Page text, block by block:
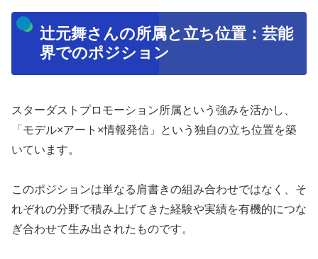
辻元舞さんの所属と立ち位置：芸能
界でのポジション
スターダストプロモーション所属という強みを活かし、
「モデル×アート×情報発信」という独自の立ち位置を築
いています。
このポジションは単なる肩書きの組み合わせではなく、そ
れぞれの分野で積み上げてきた経験や実績を有機的につな
ぎ合わせて生み出されたものです。